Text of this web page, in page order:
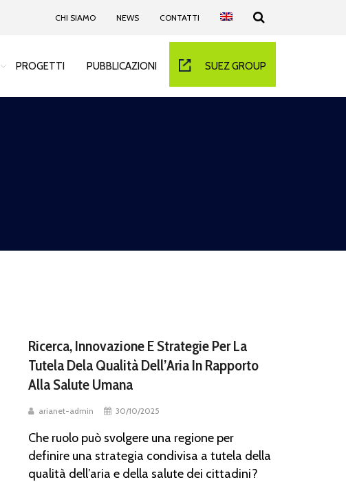
CHI SIAMO NEWS CONTATTI
PROGETTI PUBBLICAZIONI SUEZ GROUP
Ricerca, Innovazione E Strategie Per La
Tutela Dela Qualità Dell’Aria In Rapporto
Alla Salute Umana
arianet-admin 30/10/2025
Che ruolo può svolgere una regione per
definire una strategia condivisa a tutela della
qualità dell’aria e della salute dei cittadini?